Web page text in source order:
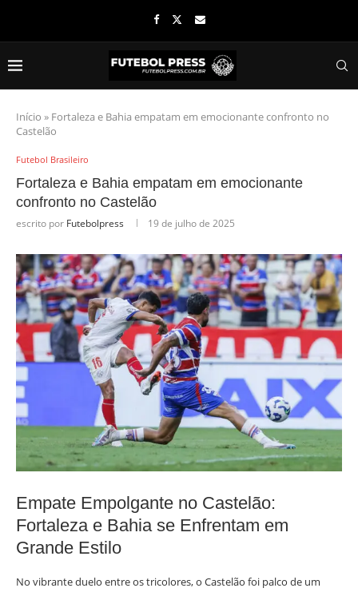
Início » Fortaleza e Bahia empatam em emocionante confronto no
Castelão
Futebol Brasileiro
Fortaleza e Bahia empatam em emocionante
confronto no Castelão
escrito por Futebolpress 19 de julho de 2025
Empate Empolgante no Castelão:
Fortaleza e Bahia se Enfrentam em
Grande Estilo
No vibrante duelo entre os tricolores, o Castelão foi palco de um